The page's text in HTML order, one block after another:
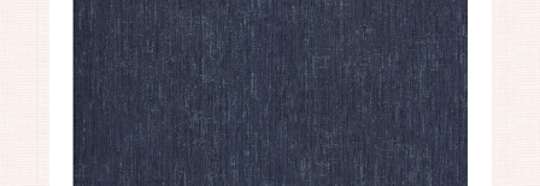
Материал основы:Флизелин
Раппорт:<>